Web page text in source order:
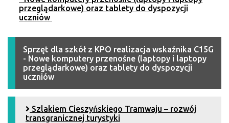
przeglądarkowe) oraz tablety do dyspozycji
uczniów
Sprzęt dla szkół z KPO realizacja wskaźnika C15G
- Nowe komputery przenośne (laptopy i laptopy
przeglądarkowe) oraz tablety do dyspozycji
uczniów
Szlakiem Cieszyńskiego Tramwaju – rozwój
transgranicznej turystyki